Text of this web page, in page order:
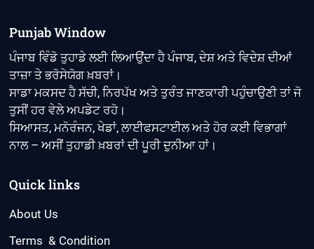
Punjab Window
ਪੰਜਾਬ ਵਿੰਡੋ ਤੁਹਾਡੇ ਲਈ ਲਿਆਉਂਦਾ ਹੈ ਪੰਜਾਬ, ਦੇਸ਼ ਅਤੇ ਵਿਦੇਸ਼ ਦੀਆਂ
ਤਾਜ਼ਾ ਤੇ ਭਰੋਸੇਯੋਗ ਖ਼ਬਰਾਂ।
ਸਾਡਾ ਮਕਸਦ ਹੈ ਸੱਚੀ, ਨਿਰਪੱਖ ਅਤੇ ਤੁਰੰਤ ਜਾਣਕਾਰੀ ਪਹੁੰਚਾਉਣੀ ਤਾਂ ਜੋ
ਤੁਸੀਂ ਹਰ ਵੇਲੇ ਅਪਡੇਟ ਰਹੋ।
ਸਿਆਸਤ, ਮਨੋਰੰਜਨ, ਖੇਡਾਂ, ਲਾਈਫਸਟਾਈਲ ਅਤੇ ਹੋਰ ਕਈ ਵਿਭਾਗਾਂ
ਨਾਲ – ਅਸੀਂ ਤੁਹਾਡੀ ਖ਼ਬਰਾਂ ਦੀ ਪੂਰੀ ਦੁਨੀਆ ਹਾਂ।
Quick links
About Us
Terms & Condition